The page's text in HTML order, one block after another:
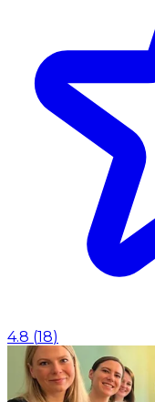
4.8 (18)